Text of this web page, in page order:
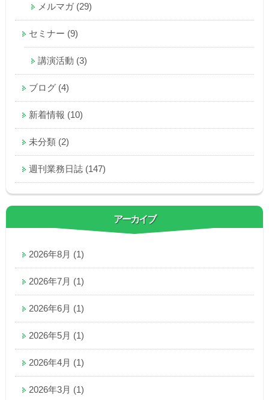
メルマガ (29)
セミナー (9)
講演活動 (3)
ブログ (4)
新着情報 (10)
未分類 (2)
週刊業務日誌 (147)
アーカイブ
2026年8月 (1)
2026年7月 (1)
2026年6月 (1)
2026年5月 (1)
2026年4月 (1)
2026年3月 (1)